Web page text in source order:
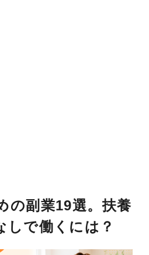
の副業19選。扶養
しで働くには？